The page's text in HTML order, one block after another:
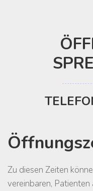
Zu diesen Zeiten
vereinbaren,